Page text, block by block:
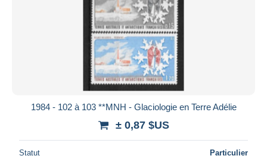
1984 - 102 à 103 **MNH - Glaciologie en Terre Adélie
± 0,87 $US
Statut Particulier